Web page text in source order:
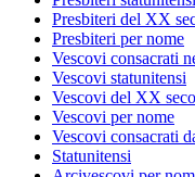
Presbiteri del XX
Presbiteri per nome
Vescovi consacrati
Vescovi statunitensi
Vescovi del XX
Vescovi per nome
Vescovi consacrati
Statunitensi